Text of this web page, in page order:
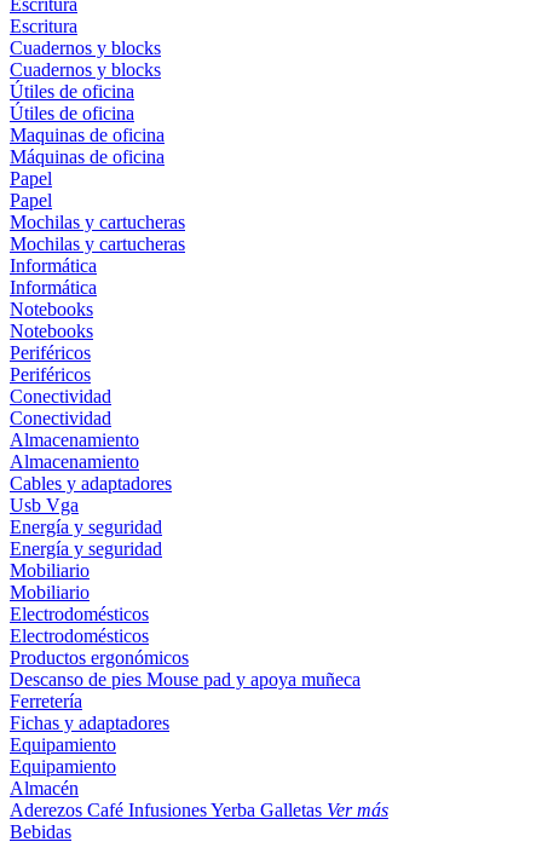
Escritura
Escritura
Cuadernos y blocks
Cuadernos y blocks
Útiles de oficina
Útiles de oficina
Maquinas de oficina
Máquinas de oficina
Papel
Papel
Mochilas y cartucheras
Mochilas y cartucheras
Informática
Informática
Notebooks
Notebooks
Periféricos
Periféricos
Conectividad
Conectividad
Almacenamiento
Almacenamiento
Cables y adaptadores
Usb Vga
Energía y seguridad
Energía y seguridad
Mobiliario
Mobiliario
Electrodomésticos
Electrodomésticos
Productos ergonómicos
Descanso de pies Mouse pad y apoya muñeca
Ferretería
Fichas y adaptadores
Equipamiento
Equipamiento
Almacén
Aderezos Café InfusionesYerba Galletas Ver más
Bebidas